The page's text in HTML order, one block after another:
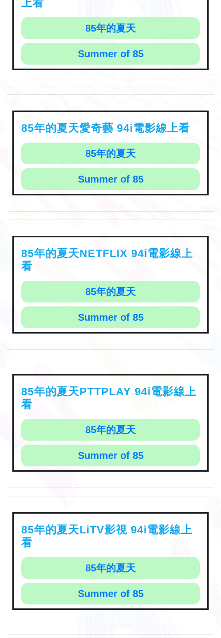
上看
85年的夏天
Summer of 85
85年的夏天愛奇藝 94i電影線上看
85年的夏天
Summer of 85
85年的夏天NETFLIX 94i電影線上
看
85年的夏天
Summer of 85
85年的夏天PTTPLAY 94i電影線上
看
85年的夏天
Summer of 85
85年的夏天LiTV影視 94i電影線上
看
85年的夏天
Summer of 85